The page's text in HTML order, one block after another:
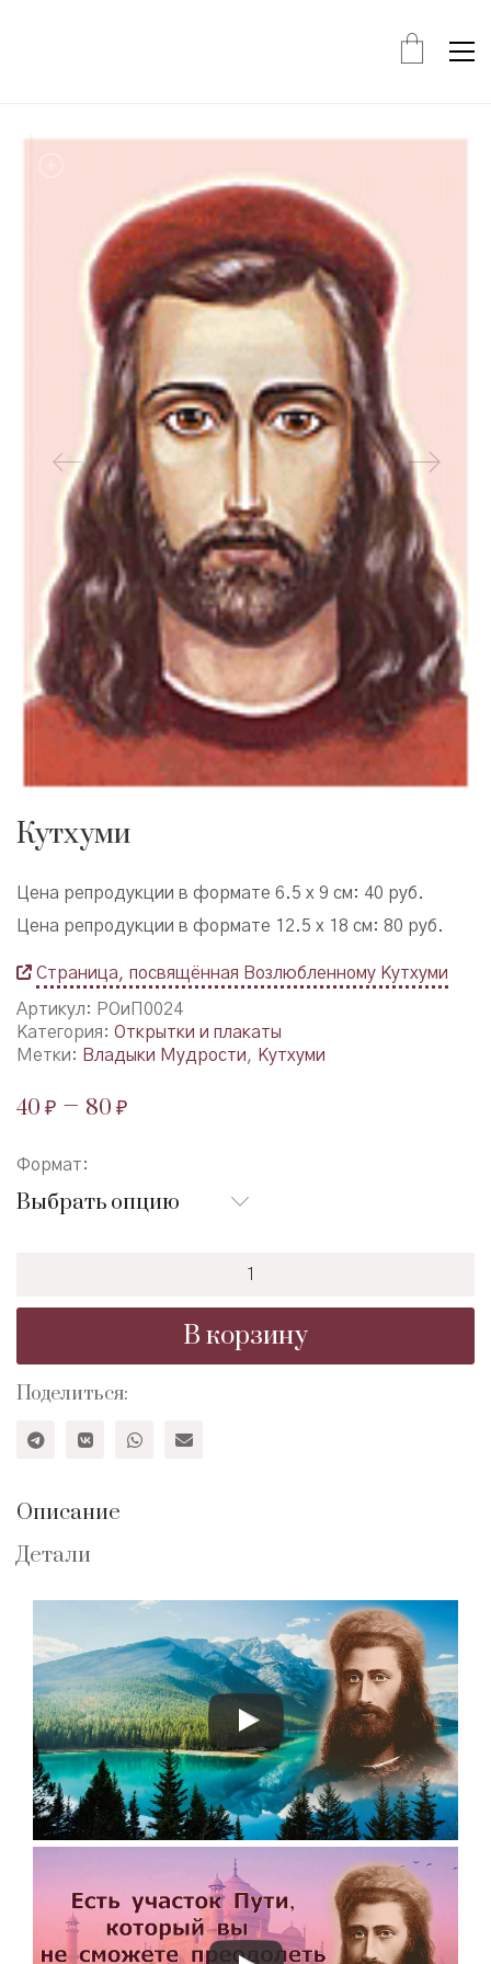
Кутхуми
Цена репродукции в формате 6.5 х 9 см: 40 руб.
Цена репродукции в формате 12.5 х 18 см: 80 руб.
Страница, посвящённая Возлюбленному Кутхуми
Артикул: РОиП0024
Категория: Открытки и плакаты
Метки: Владыки Мудрости, Кутхуми
40 ₽ – 80 ₽
Формат:
Выбрать опцию
Кутхуми
В корзину
Поделиться:
Описание
Детали